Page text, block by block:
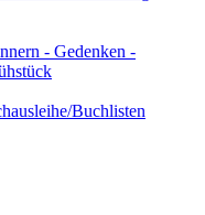
- Gedenken -
Buchlisten